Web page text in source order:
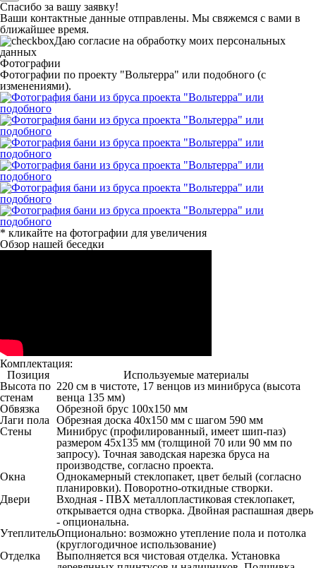
Спасибо за вашу заявку!
Ваши контактные данные отправлены. Мы свяжемся с вами в
ближайшее время.
Даю согласие на обработку моих персональных
данных
Фотографии
Фотографии по проекту "Вольтерра" или подобного (с
изменениями).
* кликайте на фотографии для увеличения
Обзор нашей беседки
Комплектация:
Позиция
Используемые материалы
Высота по
стенам
220 см в чистоте, 17 венцов из минибруса (высота
венца 135 мм)
Обвязка
Обрезной брус 100х150 мм
Лаги пола
Обрезная доска 40х150 мм с шагом 590 мм
Стены
Минибрус (профилированный, имеет шип-паз)
размером 45х135 мм (толщиной 70 или 90 мм по
запросу). Точная заводская нарезка бруса на
производстве, согласно проекта.
Окна
Однокамерный стеклопакет, цвет белый (согласно
планировки). Поворотно-откидные створки.
Двери
Входная - ПВХ металлопластиковая стеклопакет,
открывается одна створка. Двойная распашная дверь
- опциональна.
УтеплительОпционально: возможно утепление пола и потолка
(круглогодичное использование)
Отделка
Выполняется вся чистовая отделка. Установка